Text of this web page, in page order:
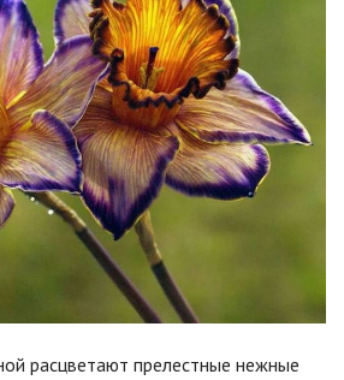
расцветают прелестные нежные